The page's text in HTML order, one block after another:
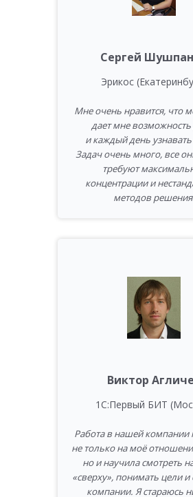
Сергей
Эрикос
Мне очень нравится, что
дает мне возможность
и каждый день
Задач очень много, все
требуют
концентрации и
методов
Виктор
1С:Первый БИТ
Работа в нашей компании
не только на моё
но и научила смотреть
«сверху», понимать цели и
компании. Я стараюсь